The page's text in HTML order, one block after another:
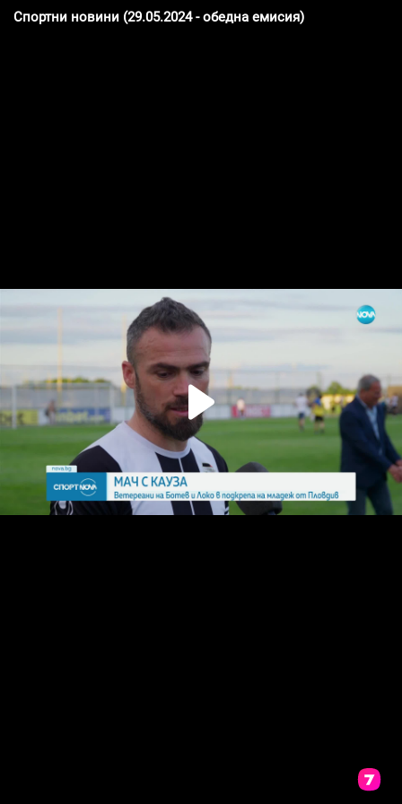
Спортни новини (29.05.2024 - обедна емисия)